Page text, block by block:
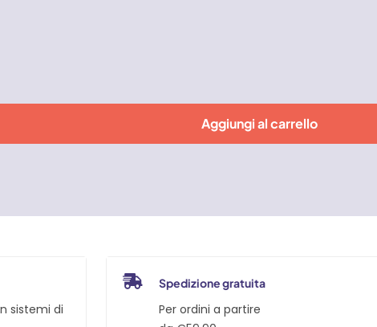
Aggiungi al carrello
sistemi di
Spedizione gratuita
Per ordini a partire